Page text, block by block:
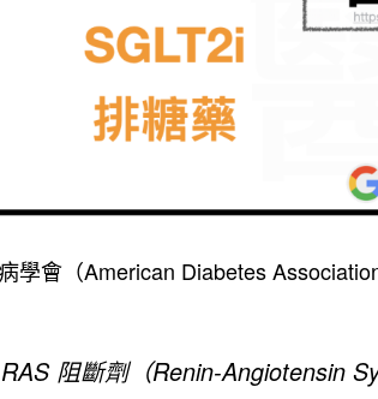
學會（American Diabetes
阻斷劑（Renin-Angiotensin